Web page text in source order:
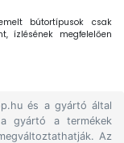
bútortípusok csak
ízlésének megfelelően
és a gyártó által
gyártó a termékek
Az